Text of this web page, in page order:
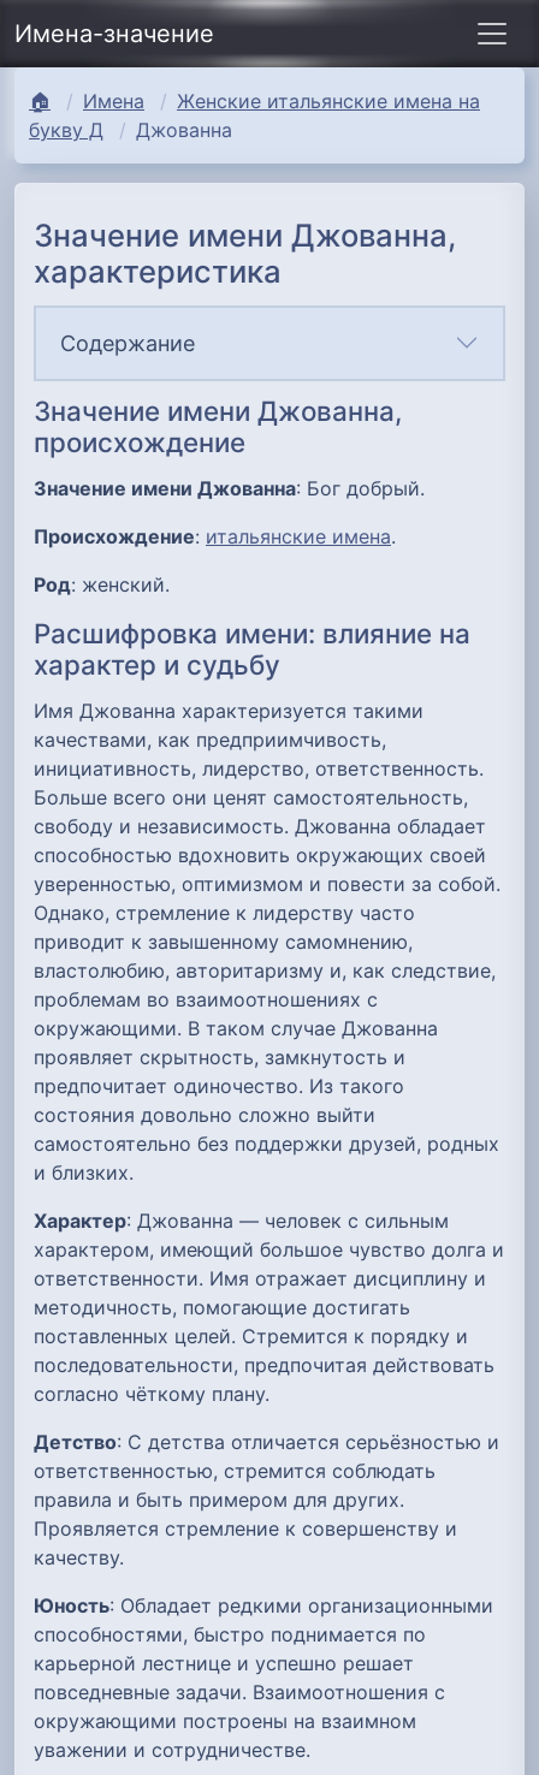
Имена-значение
🏠 Имена
Женские итальянские имена на
букву Д
Джованна
Значение имени Джованна,
характеристика
Содержание
Значение имени Джованна,
происхождение
Значение имени Джованна: Бог добрый.
Происхождение: итальянские имена.
Род: женский.
Расшифровка имени: влияние на
характер и судьбу
Имя Джованна характеризуется такими
качествами, как предприимчивость,
инициативность, лидерство, ответственность.
Больше всего они ценят самостоятельность,
свободу и независимость. Джованна обладает
способностью вдохновить окружающих своей
уверенностью, оптимизмом и повести за собой.
Однако, стремление к лидерству часто
приводит к завышенному самомнению,
властолюбию, авторитаризму и, как следствие,
проблемам во взаимоотношениях с
окружающими. В таком случае Джованна
проявляет скрытность, замкнутость и
предпочитает одиночество. Из такого
состояния довольно сложно выйти
самостоятельно без поддержки друзей, родных
и близких.
Характер: Джованна — человек с сильным
характером, имеющий большое чувство долга и
ответственности. Имя отражает дисциплину и
методичность, помогающие достигать
поставленных целей. Стремится к порядку и
последовательности, предпочитая действовать
согласно чёткому плану.
Детство: С детства отличается серьёзностью и
ответственностью, стремится соблюдать
правила и быть примером для других.
Проявляется стремление к совершенству и
качеству.
Юность: Обладает редкими организационными
способностями, быстро поднимается по
карьерной лестнице и успешно решает
повседневные задачи. Взаимоотношения с
окружающими построены на взаимном
уважении и сотрудничестве.